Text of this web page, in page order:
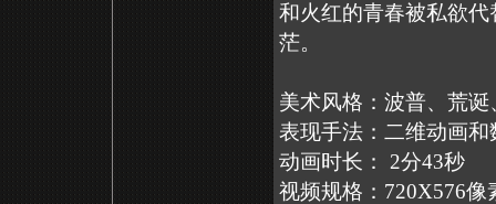
和火红的青春被私欲
茫。
美术风格：波普、荒
表现手法：二维动画
动画时长： 2分43秒
视频规格：720X576像